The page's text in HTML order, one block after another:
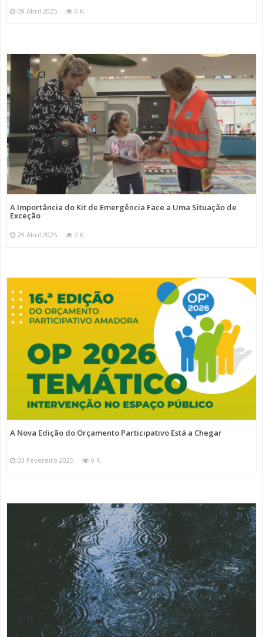
09 Abril 2025 0 K
A Importância do Kit de Emergência Face a Uma Situação de
Exceção
29 Abril 2025 2 K
A Nova Edição do Orçamento Participativo Está a Chegar
03 Fevereiro 2025 0 K